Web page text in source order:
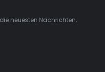
neuesten Nachrichten,